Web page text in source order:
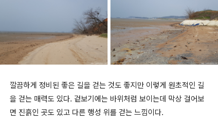
깔끔하게 정비된 좋은 길을 걷는 것도 좋지만 이렇게 원초적인 길
을 걷는 매력도 있다. 겉보기에는 바위처럼 보이는데 막상 걸어보
면 진흙인 곳도 있고 다른 행성 위를 걷는 느낌이다.